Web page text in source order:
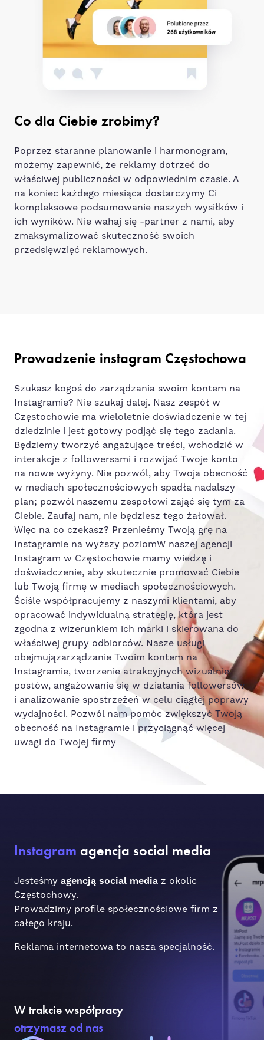
Co dla Ciebie zrobimy?
Poprzez staranne planowanie i harmonogram,
możemy zapewnić, że reklamy dotrzeć do
właściwej publiczności w odpowiednim czasie. A
na koniec każdego miesiąca dostarczymy Ci
kompleksowe podsumowanie naszych wysiłków i
ich wyników. Nie wahaj się -partner z nami, aby
zmaksymalizować skuteczność swoich
przedsięwzięć reklamowych.
Prowadzenie instagram Częstochowa
Szukasz kogoś do zarządzania swoim kontem na
Instagramie? Nie szukaj dalej. Nasz zespół w
Częstochowie ma wieloletnie doświadczenie w tej
dziedzinie i jest gotowy podjąć się tego zadania.
Będziemy tworzyć angażujące treści, wchodzić w
interakcje z followersami i rozwijać Twoje konto
na nowe wyżyny. Nie pozwól, aby Twoja obecność
w mediach społecznościowych spadła nadalszy
plan; pozwól naszemu zespołowi zająć się tym za
Ciebie. Zaufaj nam, nie będziesz tego żałował.
Więc na co czekasz? Przenieśmy Twoją grę na
Instagramie na wyższy poziomW naszej agencji
Instagram w Częstochowie mamy wiedzę i
doświadczenie, aby skutecznie promować Ciebie
lub Twoją firmę w mediach społecznościowych.
Ściśle współpracujemy z naszymi klientami, aby
opracować indywidualną strategię, która jest
zgodna z wizerunkiem ich marki i skierowana do
właściwej grupy odbiorców. Nasze usługi
obejmujązarządzanie Twoim kontem na
Instagramie, tworzenie atrakcyjnych wizualnie
postów, angażowanie się w działania followersów
i analizowanie spostrzeżeń w celu ciągłej poprawy
wydajności. Pozwól nam pomóc zwiększyć Twoją
obecność na Instagramie i przyciągnąć więcej
uwagi do Twojej firmy
Instagram agencja social media
Jesteśmy agencją social media z okolic
Częstochowy.
Prowadzimy profile społecznościowe firm z
całego kraju.
Reklama internetowa to nasza specjalność.
W trakcie współpracy
otrzymasz od nas